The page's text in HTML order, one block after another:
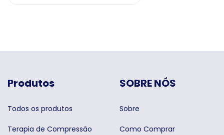
Produtos
Todos os produtos
Terapia de Compressão
SOBRE NÓS
Sobre
Como Comprar